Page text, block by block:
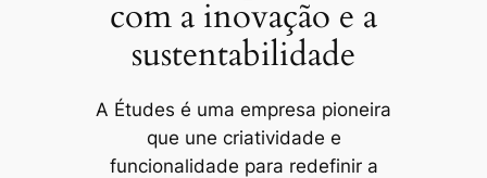
com a inovação e a
sustentabilidade
A Études é uma empresa pioneira
que une criatividade e
funcionalidade para redefinir a